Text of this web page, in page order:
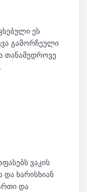
ეს
გამორჩეული
თანამედროვე
ვაკის
ხარისხიან
და